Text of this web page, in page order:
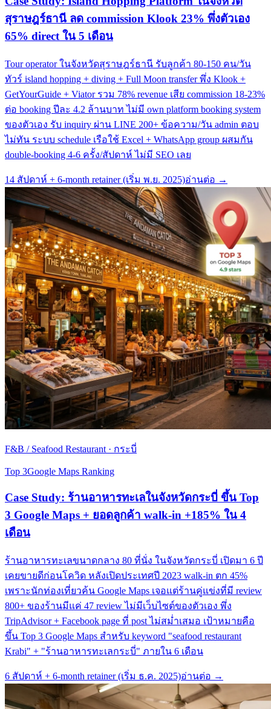
สุราษฎร์ธานี ลด commission Klook 23% พึ่งตัวเอง
65% direct ใน 5 เดือน
Tour operator ในจังหวัดสุราษฎร์ธานี รับลูกค้า 80-150 คน/วัน
ทัวร์ island hopping + diving + Full Moon transfer พึ่ง Klook +
GetYourGuide + Viator รวม 78% revenue เสีย commission 18-23%
ต่อ booking ปีละ 4.2 ล้านบาท ไม่มี own platform booking system
ของตัวเอง รับ inquiry ผ่าน LINE 200+ ข้อความ/วัน admin ตอบ
ไม่ทัน ระบบ schedule เรือใช้ Excel + WhatsApp group ผสมกัน
double-booking 4-6 ครั้ง/สัปดาห์ ไม่มี SEO เลย
14 สัปดาห์ + 6-month retainer (เริ่ม พ.ย. 2025)อ่านต่อ →
F&B / Seafood Restaurant · กระบี่
Top 3Google Maps Ranking
Case Study: ร้านอาหารทะเลในจังหวัดกระบี่ ขึ้น Top
3 Google Maps + ยอดลูกค้า walk-in +185% ใน 4
เดือน
ร้านอาหารทะเลขนาดกลาง 80 ที่นั่ง ในจังหวัดกระบี่ เปิดมา 6 ปี
เคยขายดีก่อนโควิด หลังเปิดประเทศปี 2023 walk-in ตก 45%
เพราะนักท่องเที่ยวค้น Google Maps เจอแต่ร้านคู่แข่งที่มี review
800+ ของร้านมีแค่ 47 review ไม่มีเว็บไซต์ของตัวเอง พึ่ง
TripAdvisor + Facebook page ที่ post ไม่สม่ำเสมอ เป้าหมายคือ
ขึ้น Top 3 Google Maps สำหรับ keyword "seafood restaurant
Krabi" + "ร้านอาหารทะเลกระบี่" ภายใน 6 เดือน
6 สัปดาห์ + 6-month retainer (เริ่ม ธ.ค. 2025)อ่านต่อ →